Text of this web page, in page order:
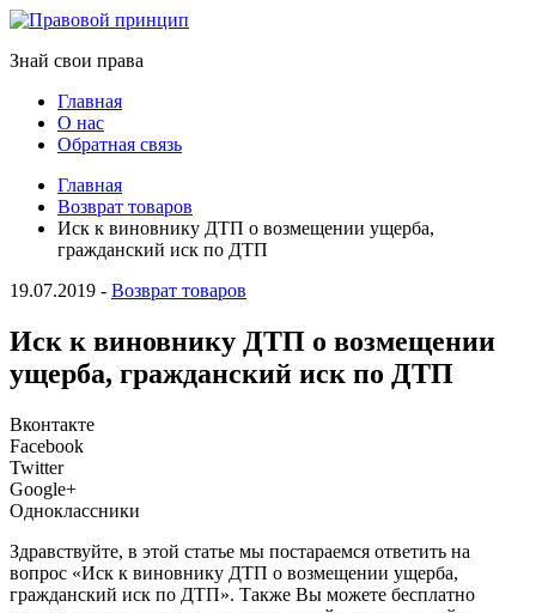
Знай свои права
Главная
О нас
Обратная связь
Главная
Возврат товаров
Иск к виновнику ДТП о возмещении ущерба,
гражданский иск по ДТП
19.07.2019 - Возврат товаров
Иск к виновнику ДТП о возмещении
ущерба, гражданский иск по ДТП
Вконтакте
Facebook
Twitter
Google+
Одноклассники
Здравствуйте, в этой статье мы постараемся ответить на
вопрос «Иск к виновнику ДТП о возмещении ущерба,
гражданский иск по ДТП». Также Вы можете бесплатно